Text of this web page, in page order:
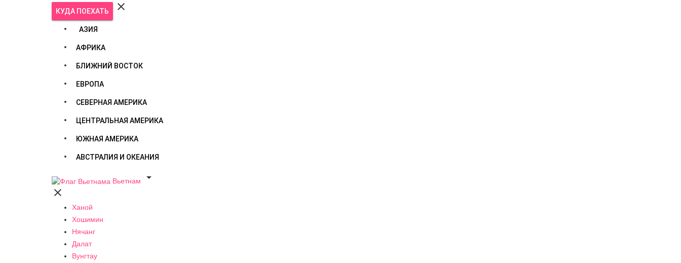
КУДА ПОЕХАТЬ 
АЗИЯ
АФРИКА
БЛИЖНИЙ ВОСТОК
ЕВРОПА
СЕВЕРНАЯ АМЕРИКА
ЦЕНТРАЛЬНАЯ АМЕРИКА
ЮЖНАЯ АМЕРИКА
АВСТРАЛИЯ И ОКЕАНИЯ
Вьетнам


Ханой
Хошимин
Нячанг
Далат
Вунгтау